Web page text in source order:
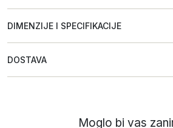
DIMENZIJE I SPECIFIKACIJE
DOSTAVA
Moglo bi vas